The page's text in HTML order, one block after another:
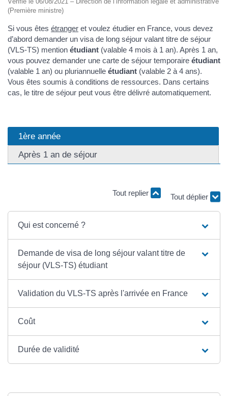
(Première ministre)
Si vous êtes étranger et voulez étudier en France, vous devez
d’abord demander un visa de long séjour valant titre de séjour
(VLS-TS) mention étudiant (valable 4 mois à 1 an). Après 1 an,
vous pouvez demander une carte de séjour temporaire étudiant
(valable 1 an) ou pluriannuelle étudiant (valable 2 à 4 ans).
Vous êtes soumis à conditions de ressources. Dans certains
cas, le titre de séjour peut vous être délivré automatiquement.
1ère année
Après 1 an de séjour
Tout replier
Tout déplier
Qui est concerné ?
Demande de visa de long séjour valant titre de
séjour (VLS-TS) étudiant
Validation du VLS-TS après l'arrivée en France
Coût
Durée de validité